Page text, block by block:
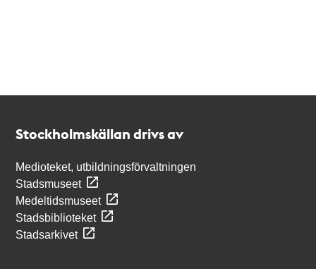
Stockholmskällan drivs av
Medioteket, utbildningsförvaltningen
Stadsmuseet
Medeltidsmuseet
Stadsbiblioteket
Stadsarkivet